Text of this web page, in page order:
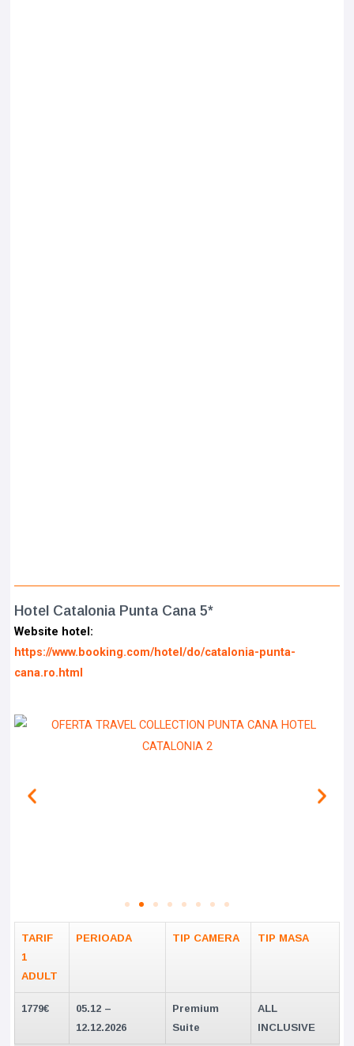
Hotel Catalonia Punta Cana 5*
Website hotel:
https://www.booking.com/hotel/do/catalonia-punta-
cana.ro.html
TARIF
1
ADULT
PERIOADA TIP CAMERA TIP MASA
1779€
05.12 –
12.12.2026
Premium
Suite
ALL
INCLUSIVE